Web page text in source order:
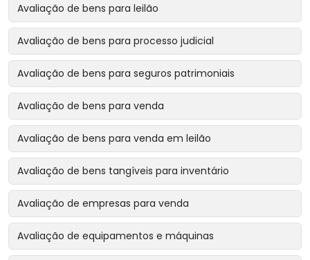
Avaliação de bens para leilão
Avaliação de bens para processo judicial
Avaliação de bens para seguros patrimoniais
Avaliação de bens para venda
Avaliação de bens para venda em leilão
Avaliação de bens tangíveis para inventário
Avaliação de empresas para venda
Avaliação de equipamentos e máquinas